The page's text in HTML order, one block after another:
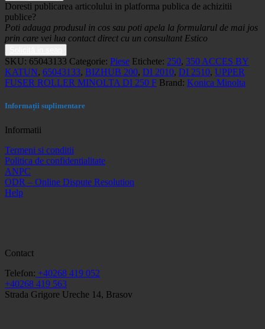
Doresti publicarea articolului in platforma publica de achizitii
publice?
Poti adauga produsul in cos sau poti apela la formularul de mai jos
prin care vei lua contact direct cu un consultant Estico
SKU: 65043133 Categorie: Piese Etichete: 250, 350 ACCES BY
KATUN, 65043133, BIZHUB 200, DI 2010, DI 2510, UPPER
FUSER ROLLER MINOLTA DI 250 F Brand: Konica Minolta
Informații suplimentare
Informatii
Termeni si conditii
Politica de confidentialitate
ANPC
ODR – Online Dispute Resolution
Help
Contact
Telefon: +40268 419 052
+40268 419 563
Strada Grigore Ureche 14, Brasov